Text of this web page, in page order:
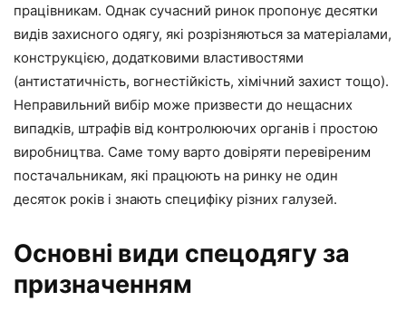
працівникам. Однак сучасний ринок пропонує десятки
видів захисного одягу, які розрізняються за матеріалами,
конструкцією, додатковими властивостями
(антистатичність, вогнестійкість, хімічний захист тощо).
Неправильний вибір може призвести до нещасних
випадків, штрафів від контролюючих органів і простою
виробництва. Саме тому варто довіряти перевіреним
постачальникам, які працюють на ринку не один
десяток років і знають специфіку різних галузей.
Основні види спецодягу за
призначенням